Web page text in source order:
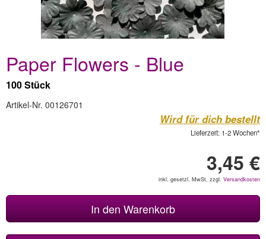
Paper Flowers - Blue
100 Stück
Artikel-Nr. 00126701
Wird für dich bestellt
Lieferzeit: 1-2 Wochen*
3,45 €
inkl. gesetzl. MwSt, zzgl. Versandkosten
In den Warenkorb